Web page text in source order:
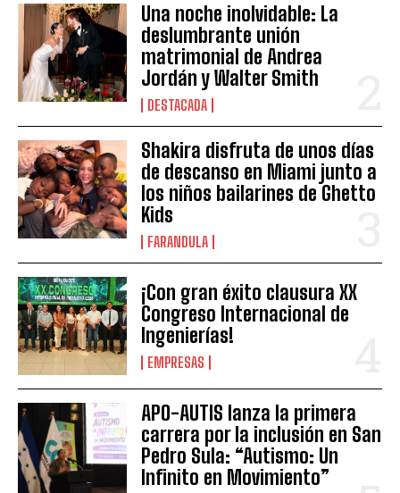
Una noche inolvidable: La
deslumbrante unión
matrimonial de Andrea
Jordán y Walter Smith
DESTACADA
Shakira disfruta de unos días
de descanso en Miami junto a
los niños bailarines de Ghetto
Kids
FARANDULA
¡Con gran éxito clausura XX
Congreso Internacional de
Ingenierías!
EMPRESAS
APO-AUTIS lanza la primera
carrera por la inclusión en San
Pedro Sula: “Autismo: Un
Infinito en Movimiento”